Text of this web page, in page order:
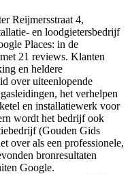
Reijmersstraat 4,
en loodgietersbedrijf
Places: in de
21 reviews. Klanten
en heldere
over uiteenlopende
het verhelpen
en installatiewerk voor
wordt het bedrijf ook
(Gouden Gids
over als een professionele,
bronresultaten
Google.